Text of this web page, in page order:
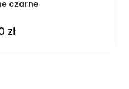
czarne
zł